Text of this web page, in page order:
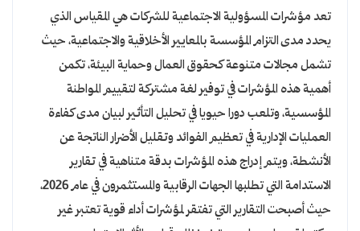
تعد مؤشرات المسؤولية الاجتماعية للشركات هي المقياس الذي
يحدد مدى التزام المؤسسة بالمعايير الأخلاقية والاجتماعية، حيث
تشمل مجالات متنوعة كحقوق العمال وحماية البيئة، تكمن
أهمية هذه المؤشرات في توفير لغة مشتركة لتقييم المواطنة
المؤسسية، وتلعب دورا حيويا في تحليل التأثير لبيان مدى كفاءة
العمليات الإدارية في تعظيم الفوائد وتقليل الأضرار الناتجة عن
الأنشطة، ويتم إدراج هذه المؤشرات بدقة متناهية في تقارير
الاستدامة التي تطلبها الجهات الرقابية والمستثمرون في عام 2026،
حيث أصبحت التقارير التي تفتقر لمؤشرات أداء قوية تعتبر غير